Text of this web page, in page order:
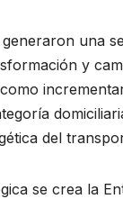
una
y
del
se crea la